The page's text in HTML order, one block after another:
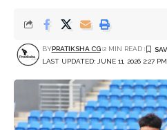
LAST UPDATED: JUNE 11, 2026 2:27 PM
BYPRATIKSHA CG 2 MIN READ